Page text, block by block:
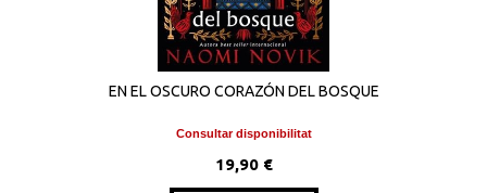
EN EL OSCURO CORAZÓN DEL BOSQUE
Consultar disponibilitat
19,90 €